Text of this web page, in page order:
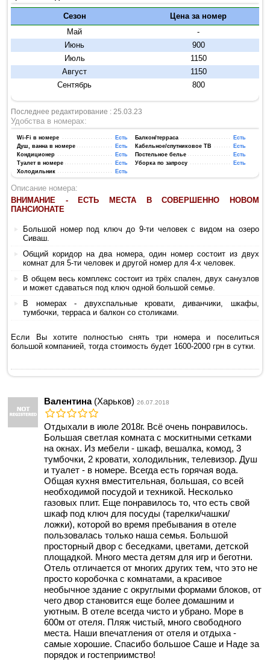
Сезон
Цена за номер
Май
-
Июнь
900
Июль
1150
Август
1150
Сентябрь
800
Последнее редактирование : 25.03.23
Удобства в номерах:
Wi-Fi в номере Есть Балкон/терраса
Есть
Душ, ванна в номере
Есть Кабельное/спутниковое ТВ
Есть
Кондиционер
Есть Постельное белье
Есть
Туалет в номере
Есть Уборка по запросу
Есть
Холодильник
Есть
Описание номера:
ВНИМАНИЕ - ЕСТЬ МЕСТА В СОВЕРШЕННО НОВОМ
ПАНСИОНАТЕ
Большой номер под ключ до 9-ти человек с видом на озеро
Сиваш.
Общий коридор на два номера, один номер состоит из двух
комнат для 5-ти человек и другой номер для 4-х человек.
В общем весь комплекс состоит из трёх спален, двух санузлов
и может сдаваться под ключ одной большой семье.
В номерах - двухспальные кровати, диванчики, шкафы,
тумбочки, терраса и балкон со столиками.
Если Вы хотите полностью снять три номера и поселиться
большой компанией, тогда стоимость будет 1600-2000 грн в сутки.
Валентина(Харьков)26.07.2018
Отдыхали в июле 2018г. Всё очень понравилось.
Большая светлая комната с москитными сетками
на окнах. Из мебели - шкаф, вешалка, комод, 3
тумбочки, 2 кровати, холодильник, телевизор. Душ
и туалет - в номере. Всегда есть горячая вода.
Общая кухня вместительная, большая, со всей
необходимой посудой и техникой. Несколько
газовых плит. Еще понравилось то, что есть свой
шкаф под ключ для посуды (тарелки/чашки/
ложки), которой во время пребывания в отеле
пользовалась только наша семья. Большой
просторный двор с беседками, цветами, детской
площадкой. Много места детям для игр и беготни.
Отель отличается от многих других тем, что это не
просто коробочка с комнатами, а красивое
необычное здание с округлыми формами блоков, от
чего двор становится еще более домашним и
уютным. В отеле всегда чисто и убрано. Море в
600м от отеля. Пляж чистый, много свободного
места. Наши впечатления от отеля и отдыха -
самые хорошие. Спасибо большое Саше и Наде за
порядок и гостеприимство!